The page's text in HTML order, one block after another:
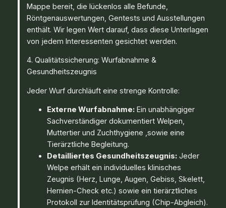
Mappe bereit, die lückenlos alle Befunde,
Röntgenauswertungen, Gentests und Ausstellungen
enthält. Wir legen Wert darauf, dass diese Unterlagen
von jedem Interessenten gesichtet werden.
4. Qualitätssicherung: Wurfabnahme &
Gesundheitszeugnis
Jeder Wurf durchläuft eine strenge Kontrolle:
Externe Wurfabnahme: Ein unabhängiger
Sachverständiger dokumentiert Welpen,
Muttertier und Zuchthygiene ,sowie eine
Tierärztliche Begleitung.
Detailliertes Gesundheitszeugnis: Jeder
Welpe erhält ein individuelles klinisches
Zeugnis (Herz, Lunge, Augen, Gebiss, Skelett,
Hernien-Check etc.) sowie ein tierärztliches
Protokoll zur Identitätsprüfung (Chip-Abgleich).